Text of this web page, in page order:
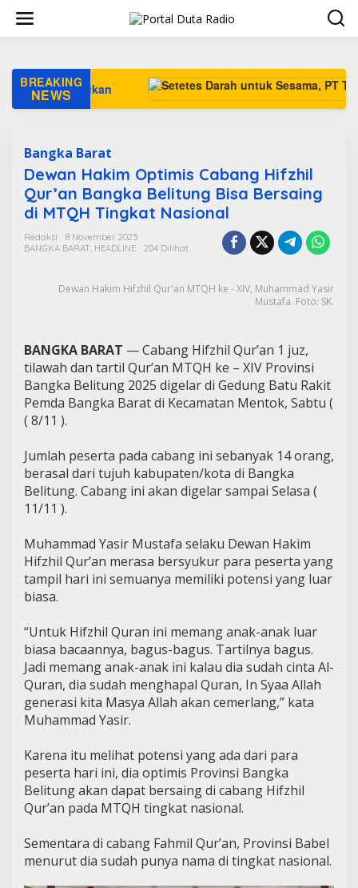
w
BREAKING
NEWS
Bangka Barat
Dewan Hakim Optimis Cabang Hifzhil
Qur’an Bangka Belitung Bisa Bersaing
di MTQH Tingkat Nasional
Redaksi
8 November 2025
BANGKA BARAT, HEADLINE 204 Dilihat
Dewan Hakim Hifzhil Qur'an MTQH ke - XIV, Muhammad Yasir
Mustafa. Foto: SK.
BANGKA BARAT — Cabang Hifzhil Qur’an 1 juz,
tilawah dan tartil Qur’an MTQH ke – XIV Provinsi
Bangka Belitung 2025 digelar di Gedung Batu Rakit
Pemda Bangka Barat di Kecamatan Mentok, Sabtu (
( 8/11 ).
Jumlah peserta pada cabang ini sebanyak 14 orang,
berasal dari tujuh kabupaten/kota di Bangka
Belitung. Cabang ini akan digelar sampai Selasa (
11/11 ).
Muhammad Yasir Mustafa selaku Dewan Hakim
Hifzhil Qur’an merasa bersyukur para peserta yang
tampil hari ini semuanya memiliki potensi yang luar
biasa.
“Untuk Hifzhil Quran ini memang anak-anak luar
biasa bacaannya, bagus-bagus. Tartilnya bagus.
Jadi memang anak-anak ini kalau dia sudah cinta Al-
Quran, dia sudah menghapal Quran, In Syaa Allah
generasi kita Masya Allah akan cemerlang,” kata
Muhammad Yasir.
Karena itu melihat potensi yang ada dari para
peserta hari ini, dia optimis Provinsi Bangka
Belitung akan dapat bersaing di cabang Hifzhil
Qur’an pada MTQH tingkat nasional.
Sementara di cabang Fahmil Qur’an, Provinsi Babel
menurut dia sudah punya nama di tingkat nasional.